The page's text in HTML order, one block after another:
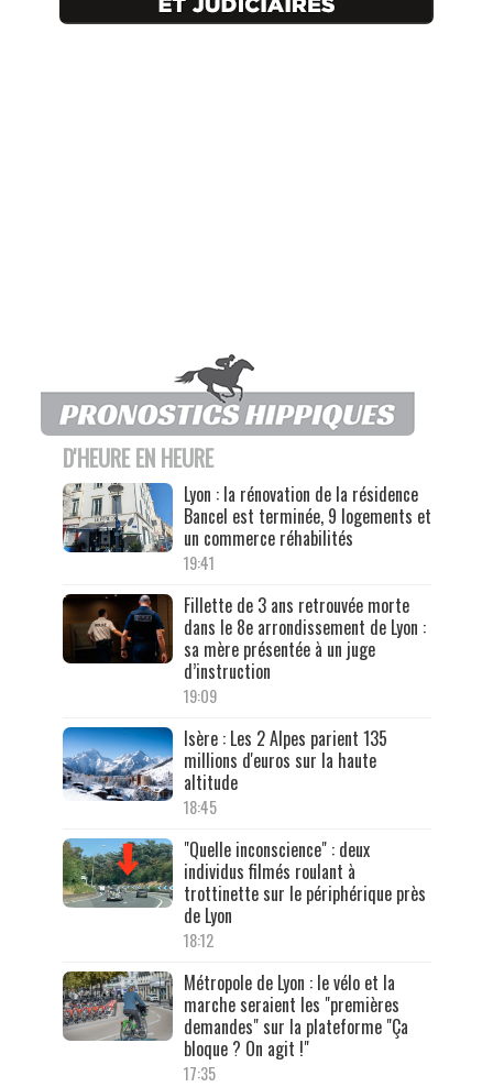
D'HEURE EN HEURE
Lyon : la rénovation de la résidence
Bancel est terminée, 9 logements et
un commerce réhabilités
19:41
Fillette de 3 ans retrouvée morte
dans le 8e arrondissement de Lyon :
sa mère présentée à un juge
d’instruction
19:09
Isère : Les 2 Alpes parient 135
millions d'euros sur la haute
altitude
18:45
"Quelle inconscience" : deux
individus filmés roulant à
trottinette sur le périphérique près
de Lyon
18:12
Métropole de Lyon : le vélo et la
marche seraient les "premières
demandes" sur la plateforme "Ça
bloque ? On agit !"
17:35